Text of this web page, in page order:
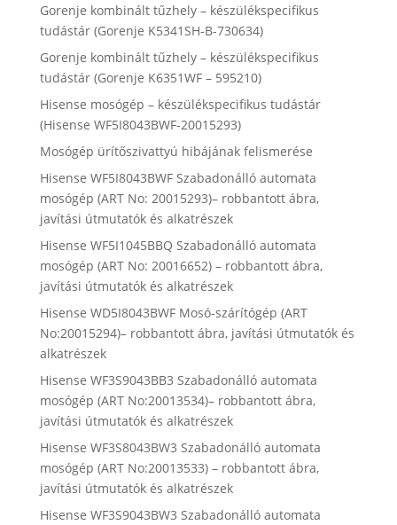
Gorenje kombinált tűzhely – készülékspecifikus
tudástár (Gorenje K5341SH-B-730634)
Gorenje kombinált tűzhely – készülékspecifikus
tudástár (Gorenje K6351WF – 595210)
Hisense mosógép – készülékspecifikus tudástár
(Hisense WF5I8043BWF-20015293)
Mosógép ürítőszivattyú hibájának felismerése
Hisense WF5I8043BWF Szabadonálló automata
mosógép (ART No: 20015293)– robbantott ábra,
javítási útmutatók és alkatrészek
Hisense WF5I1045BBQ Szabadonálló automata
mosógép (ART No: 20016652) – robbantott ábra,
javítási útmutatók és alkatrészek
Hisense WD5I8043BWF Mosó-szárítógép (ART
No:20015294)– robbantott ábra, javítási útmutatók és
alkatrészek
Hisense WF3S9043BB3 Szabadonálló automata
mosógép (ART No:20013534)– robbantott ábra,
javítási útmutatók és alkatrészek
Hisense WF3S8043BW3 Szabadonálló automata
mosógép (ART No:20013533) – robbantott ábra,
javítási útmutatók és alkatrészek
Hisense WF3S9043BW3 Szabadonálló automata